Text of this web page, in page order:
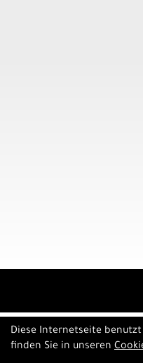
Diese Internetseite
finden Sie in unseren